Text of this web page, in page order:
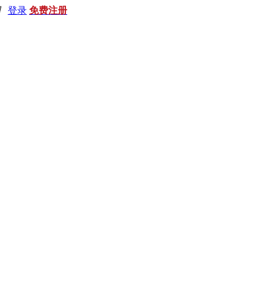
登录 免费注册